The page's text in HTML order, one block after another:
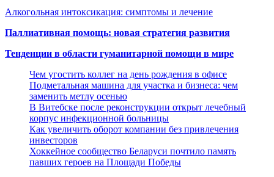
Алкогольная интоксикация: симптомы и лечение
Паллиативная помощь: новая стратегия развития
Тенденции в области гуманитарной помощи в мире
Чем угостить коллег на день рождения в офисе
Подметальная машина для участка и бизнеса: чем
заменить метлу осенью
В Витебске после реконструкции открыт лечебный
корпус инфекционной больницы
Как увеличить оборот компании без привлечения
инвесторов
Хоккейное сообщество Беларуси почтило память
павших героев на Площади Победы